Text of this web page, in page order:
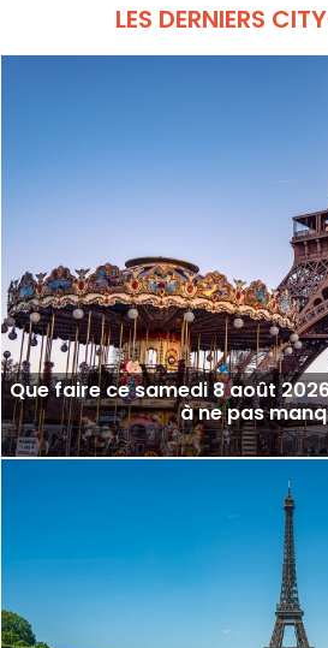
LES DERNIERS
Que faire ce samedi 8 août
à ne pas